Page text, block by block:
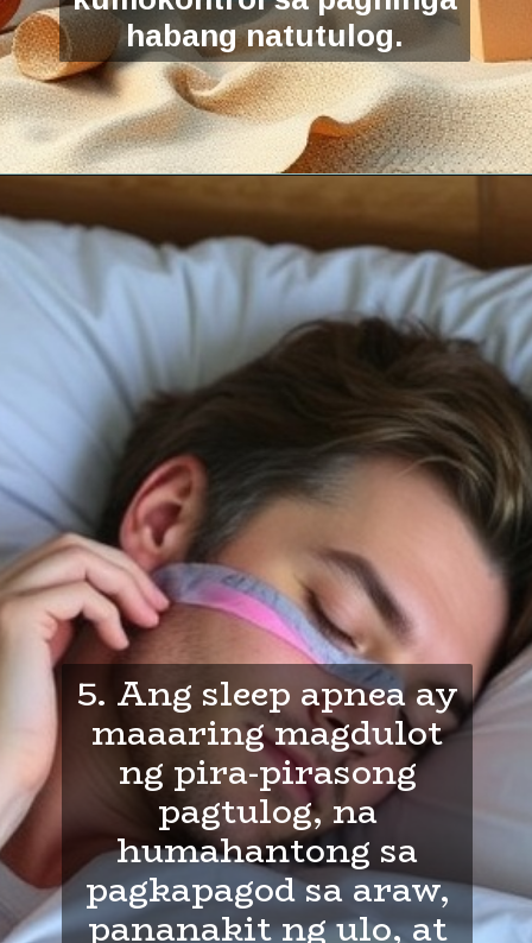
habang natutulog.
5. Ang sleep apnea ay
maaaring magdulot
ng pira-pirasong
pagtulog, na
humahantong sa
pagkapagod sa araw,
pananakit ng ulo, at